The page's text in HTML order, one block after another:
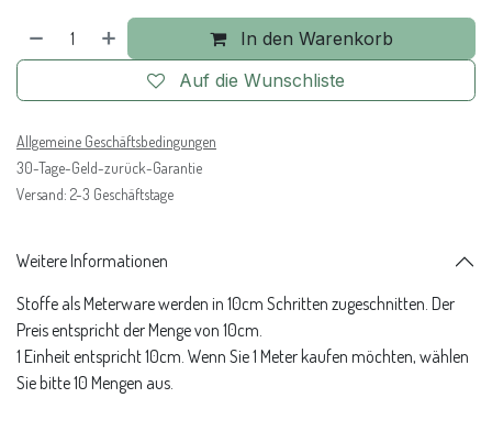
In den Warenkorb
Auf die Wunschliste
Allgemeine Geschäftsbedingungen
30-Tage-Geld-zurück-Garantie
Versand: 2-3 Geschäftstage
Weitere Informationen
Stoffe als Meterware werden in 10cm Schritten zugeschnitten. Der
Preis entspricht der Menge von 10cm.
1 Einheit entspricht 10cm. Wenn Sie 1 Meter kaufen möchten, wählen
Sie bitte 10 Mengen aus.